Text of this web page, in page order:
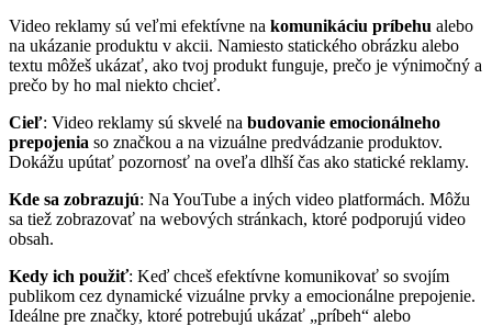
Video reklamy sú veľmi efektívne na komunikáciu príbehu alebo
na ukázanie produktu v akcii. Namiesto statického obrázku alebo
textu môžeš ukázať, ako tvoj produkt funguje, prečo je výnimočný a
prečo by ho mal niekto chcieť.
Cieľ: Video reklamy sú skvelé na budovanie emocionálneho
prepojenia so značkou a na vizuálne predvádzanie produktov.
Dokážu upútať pozornosť na oveľa dlhší čas ako statické reklamy.
Kde sa zobrazujú: Na YouTube a iných video platformách. Môžu
sa tiež zobrazovať na webových stránkach, ktoré podporujú video
obsah.
Kedy ich použiť: Keď chceš efektívne komunikovať so svojím
publikom cez dynamické vizuálne prvky a emocionálne prepojenie.
Ideálne pre značky, ktoré potrebujú ukázať „príbeh“ alebo